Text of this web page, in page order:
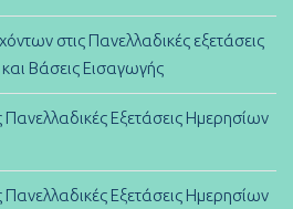
στις Πανελλαδικές εξετάσεις
και Βάσεις Εισαγωγής
Πανελλαδικές Εξετάσεις Ημερησίων
Πανελλαδικές Εξετάσεις Ημερησίων